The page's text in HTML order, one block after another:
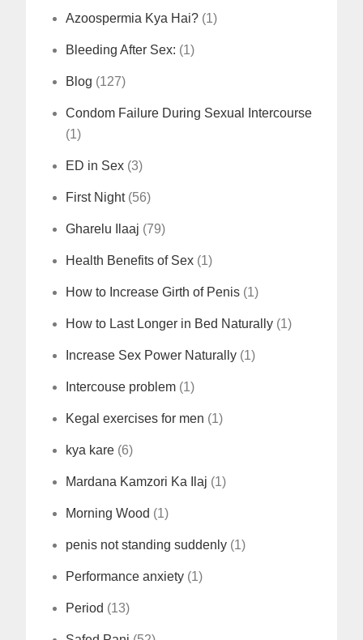
Azoospermia Kya Hai? (1)
Bleeding After Sex: (1)
Blog (127)
Condom Failure During Sexual Intercourse
(1)
ED in Sex (3)
First Night(56)
Gharelu Ilaaj (79)
Health Benefits of Sex (1)
How to Increase Girth of Penis (1)
How to Last Longer in Bed Naturally (1)
Increase Sex Power Naturally (1)
Intercouse problem (1)
Kegal exercises for men (1)
kya kare (6)
Mardana Kamzori Ka Ilaj (1)
Morning Wood (1)
penis not standing suddenly (1)
Performance anxiety (1)
Period (13)